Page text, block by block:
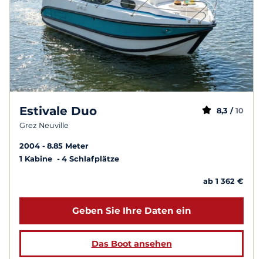
Estivale Duo
Grez Neuville
8,3 / 10
2004
8.85 Meter
1 Kabine
4 Schlafplätze
ab 1 362 €
Geben Sie Ihre Daten ein
Das Boot ansehen